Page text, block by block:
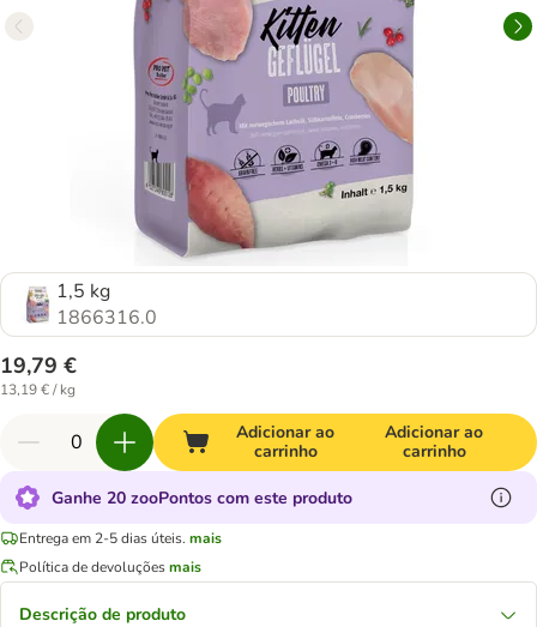
1,5 kg
1866316.0
19,79 €
13,19 € / kg
Adicionar ao
carrinho
Adicionar ao
carrinho
Ganhe 20 zooPontos com este produto
Entrega em 2-5 dias úteis. mais
Política de devoluçõesmais
Descrição de produto